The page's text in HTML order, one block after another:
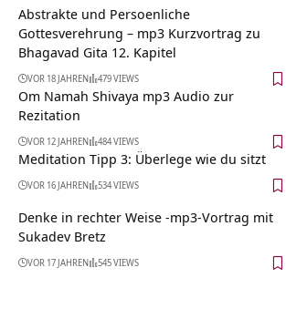
Abstrakte und Persoenliche
Gottesverehrung – mp3 Kurzvortrag zu
Bhagavad Gita 12. Kapitel
VOR 18 JAHREN 479 VIEWS
Om Namah Shivaya mp3 Audio zur
Rezitation
VOR 12 JAHREN 484 VIEWS
Meditation Tipp 3: Überlege wie du sitzt
VOR 16 JAHREN 534 VIEWS
Denke in rechter Weise -mp3-Vortrag mit
Sukadev Bretz
VOR 17 JAHREN 545 VIEWS